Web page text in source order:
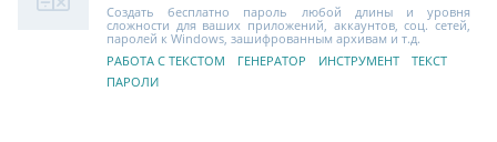
Создать бесплатно пароль любой длины и уровня
сложности для ваших приложений, аккаунтов, соц. сетей,
паролей к Windows, зашифрованным архивам и т.д.
РАБОТА С ТЕКСТОМ
ГЕНЕРАТОР ИНСТРУМЕНТ
ТЕКСТ
ПАРОЛИ